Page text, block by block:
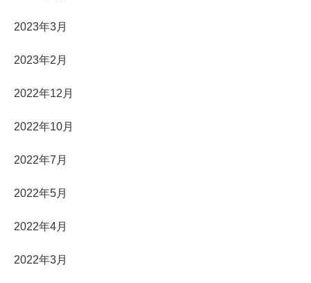
2023年3月
2023年2月
2022年12月
2022年10月
2022年7月
2022年5月
2022年4月
2022年3月